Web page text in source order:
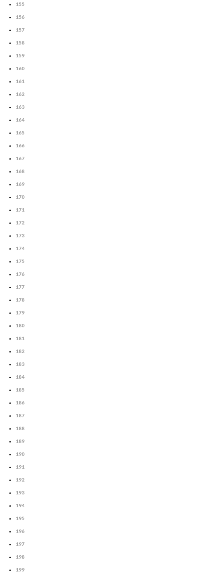
155
156
157
158
159
160
161
162
163
164
165
166
167
168
169
170
171
172
173
174
175
176
177
178
179
180
181
182
183
184
185
186
187
188
189
190
191
192
193
194
195
196
197
198
199